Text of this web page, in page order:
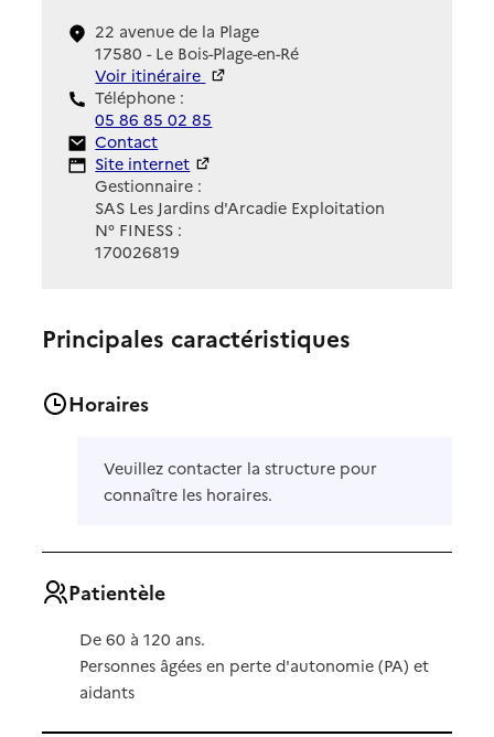
22 avenue de la Plage
17580 - Le Bois-Plage-en-Ré
Voir itinéraire
Téléphone :
05 86 85 02 85
Contact
Contact
Site Internet
Site internet
Gestionnaire :
SAS Les Jardins d'Arcadie Exploitation
N° FINESS :
170026819
Principales caractéristiques
Horaires
Veuillez contacter la structure pour
connaître les horaires.
Patientèle
De 60 à 120 ans.
Personnes âgées en perte d'autonomie (PA) et
aidants